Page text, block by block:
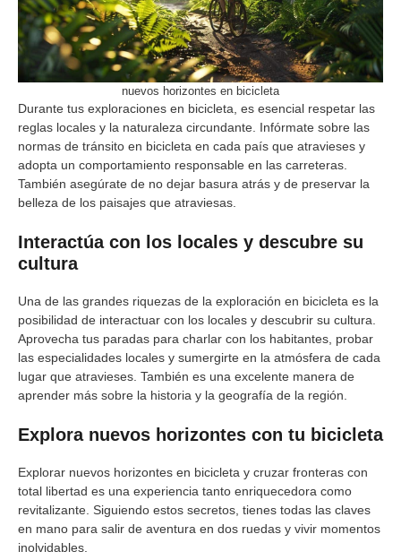
nuevos horizontes en bicicleta
Durante tus exploraciones en bicicleta, es esencial respetar las
reglas locales y la naturaleza circundante. Infórmate sobre las
normas de tránsito en bicicleta en cada país que atravieses y
adopta un comportamiento responsable en las carreteras.
También asegúrate de no dejar basura atrás y de preservar la
belleza de los paisajes que atraviesas.
Interactúa con los locales y descubre su
cultura
Una de las grandes riquezas de la exploración en bicicleta es la
posibilidad de interactuar con los locales y descubrir su cultura.
Aprovecha tus paradas para charlar con los habitantes, probar
las especialidades locales y sumergirte en la atmósfera de cada
lugar que atravieses. También es una excelente manera de
aprender más sobre la historia y la geografía de la región.
Explora nuevos horizontes con tu bicicleta
Explorar nuevos horizontes en bicicleta y cruzar fronteras con
total libertad es una experiencia tanto enriquecedora como
revitalizante. Siguiendo estos secretos, tienes todas las claves
en mano para salir de aventura en dos ruedas y vivir momentos
inolvidables.